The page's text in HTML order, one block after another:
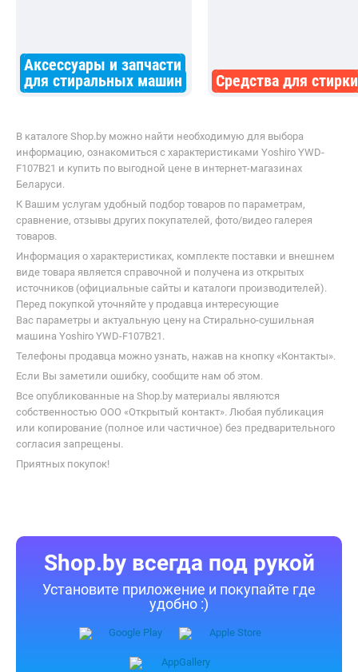
загружать барабан – и всё в
порядке. Рекомендую для больших
семей.
Аксессуары и запчасти
для стиральных машин
Средства для стирки
В каталоге Shop.by можно найти необходимую для выбора
информацию, ознакомиться с характеристиками Yoshiro YWD-
F107B21 и купить по выгодной цене в интернет-магазинах
Беларуси.
К Вашим услугам удобный подбор товаров по параметрам,
сравнение, отзывы других покупателей, фото/видео галерея
товаров.
Информация о характеристиках, комплекте поставки и внешнем
виде товара является справочной и получена из открытых
источников (официальные сайты и каталоги производителей).
Перед покупкой уточняйте у продавца интересующие
Вас параметры и актуальную цену на Стирально-сушильная
машина Yoshiro YWD-F107B21.
Телефоны продавца можно узнать, нажав на кнопку «Контакты».
Если Вы заметили ошибку, сообщите нам об этом.
Все опубликованные на Shop.by материалы являются
собственностью ООО «Открытый контакт». Любая публикация
или копирование (полное или частичное) без предварительного
согласия запрещены.
Приятных покупок!
Shop.by всегда под рукой
Установите приложение и покупайте где
удобно :)